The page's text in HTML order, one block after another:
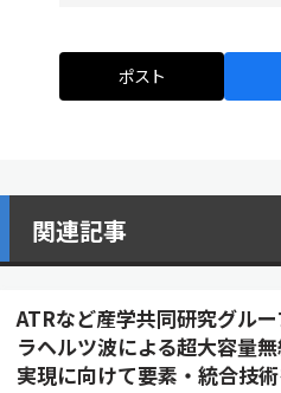
ポスト
関連記事
ATRなど産学共同研究グル
ラヘルツ波による超大容量
実現に向けて要素・統合技